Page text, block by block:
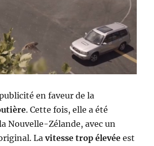
en faveur de la
. Cette fois, elle a été
Nouvelle-Zélande, avec un
Lavitesse trop élevée est